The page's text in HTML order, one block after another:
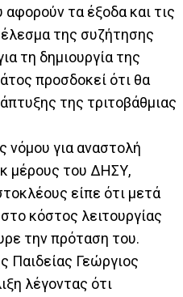
τα έξοδα και τις
της συζήτησης
τη δημιουργία της
προσδοκεί ότι θα
της τριτοβάθμιας
νόμου για αναστολή
μέρους του ΔΗΣΥ,
είπε ότι μετά
κόστος λειτουργίας
την πρόταση του.
Παιδείας Γεώργιος
λέγοντας ότι